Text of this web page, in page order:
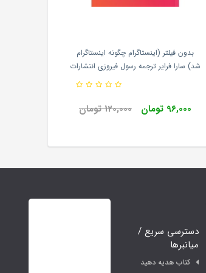
بدون فیلتر (اینستاگرام چگونه اینستاگرام
شد) سارا فرایر ترجمه رسول فیروزی انتشارات
96,000 تومان 120,000 تومان
دسترسی سریع /
میانبرها
کتاب هدیه دهید